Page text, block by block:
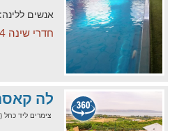
אנשים ללינה:
חדרי שינה 4, חדרי רחצה 4, בריכה
לה
צימרים ליד כחל